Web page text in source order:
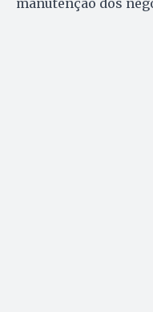
manutenção dos